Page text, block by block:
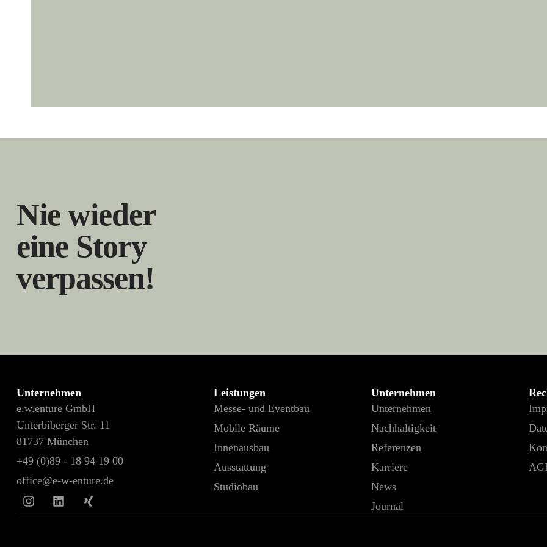
Nie wieder
eine Story
verpassen!
Unternehmen
e.w.enture GmbH
Unterbiberger Str. 11
81737 München
+49 (0)89 - 18 94 19 00
office@e-w-enture.de
Leistungen
Messe- und Eventbau
Mobile Räume
Innenausbau
Ausstattung
Studiobau
Unternehmen
Unternehmen
Nachhaltigkeit
Referenzen
Karriere
News
Journal